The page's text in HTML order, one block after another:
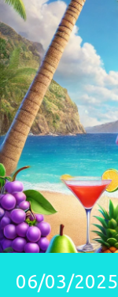
06/03/2025